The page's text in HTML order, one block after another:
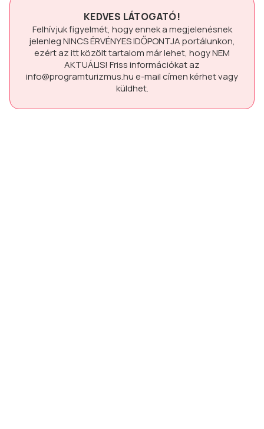
KEDVES LÁTOGATÓ!
Felhívjuk figyelmét, hogy ennek a megjelenésnek
jelenlegNINCS ÉRVÉNYES IDŐPONTJAportálunkon,
ezért az itt közölt tartalom már lehet, hogyNEM
AKTUÁLIS! Friss információkat az
info@programturizmus.hue-mail címen kérhet vagy
küldhet.